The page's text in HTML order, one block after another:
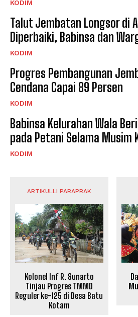
KODIM
Talut Jembatan Longsor di
Diperbaiki, Babinsa dan
KODIM
Progres Pembangunan
Cendana Capai 89 Persen
KODIM
Babinsa Kelurahan Wala
pada Petani Selama Musim
KODIM
ARTIKULLI PARAPRAK
Kolonel Inf R. Sunarto
Tinjau Progres TMMD
Reguler ke-125 di Desa Batu
Kotam